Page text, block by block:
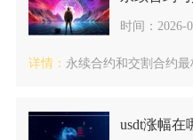
时间：2026-
详情： 永续合约和交割合约最核心的
usdt涨幅在